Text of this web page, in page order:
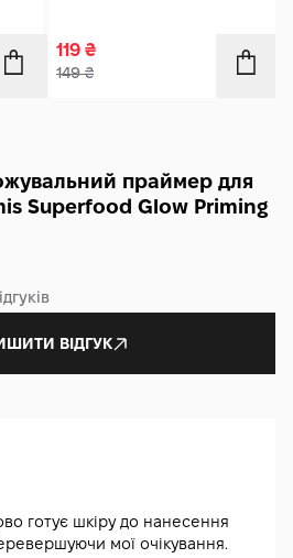
119 ₴
149₴
праймер для
Superfood Glow Priming
ВІДГУК
готує шкіру до нанесення
мої очікування.